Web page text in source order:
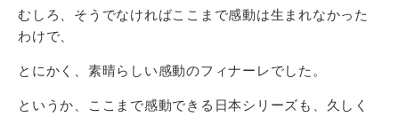
むしろ、そうでなければここまで感動は生まれなかった
わけで、
とにかく、素晴らしい感動のフィナーレでした。
というか、ここまで感動できる日本シリーズも、久しく